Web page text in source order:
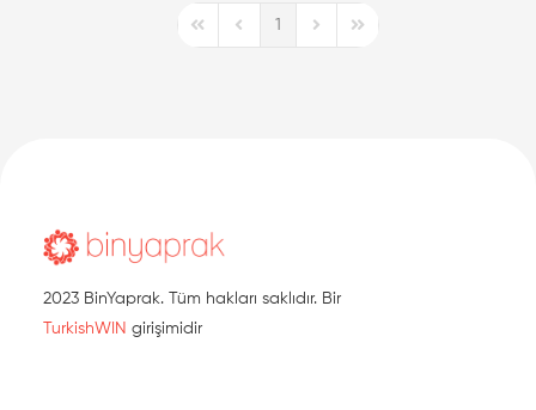
First PagePrevious Page
1
Next PageLast Page
2023 BinYaprak. Tüm hakları saklıdır. Bir
TurkishWIN girişimidir